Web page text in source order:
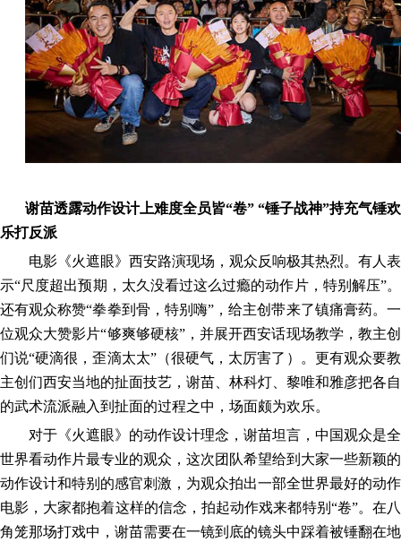
谢苗透露动作设计上难度全员皆“卷” “锤子战神”持充气锤欢
乐打反派
电影《火遮眼》西安路演现场，观众反响极其热烈。有人表
示“尺度超出预期，太久没看过这么过瘾的动作片，特别解压”。
还有观众称赞“拳拳到骨，特别嗨”，给主创带来了镇痛膏药。一
位观众大赞影片“够爽够硬核”，并展开西安话现场教学，教主创
们说“硬滴很，歪滴太太”（很硬气，太厉害了）。更有观众要教
主创们西安当地的扯面技艺，谢苗、林科灯、黎唯和雅彦把各自
的武术流派融入到扯面的过程之中，场面颇为欢乐。
对于《火遮眼》的动作设计理念，谢苗坦言，中国观众是全
世界看动作片最专业的观众，这次团队希望给到大家一些新颖的
动作设计和特别的感官刺激 ， 为观众拍出一部全世界最好的动作
电影，大家都抱着这样的信念， 拍起动作戏来都特别 “卷”。在八
角笼那场打戏中，谢苗需要在一镜到底的镜头中踩着被锤翻在地